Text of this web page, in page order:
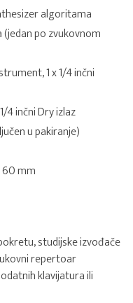
algoritama
(jedan po zvukovnom
1 x 1/4 inčni
4 inčni Dry izlaz
u pakiranje)
60 mm
studijske izvođače
repertoar
klavijatura ili